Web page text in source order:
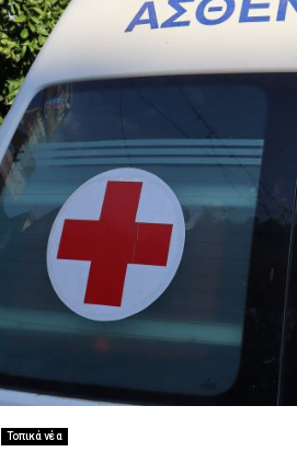
Τοπικά νέα